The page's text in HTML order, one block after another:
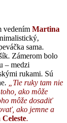
vedením Martina
sama.
Zámerom bolo
– medzi
rukami. Sú
„Tie ruky tam nie
ako môže
môže dosadiť
ako jemne a
Celeste.